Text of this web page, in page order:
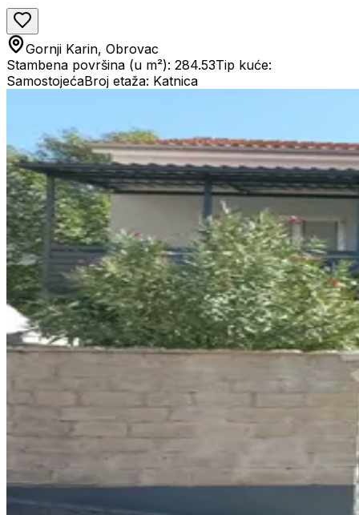
Gornji Karin, Obrovac
Stambena površina (u m²): 284.53Tip kuće:
SamostojećaBroj etaža: Katnica